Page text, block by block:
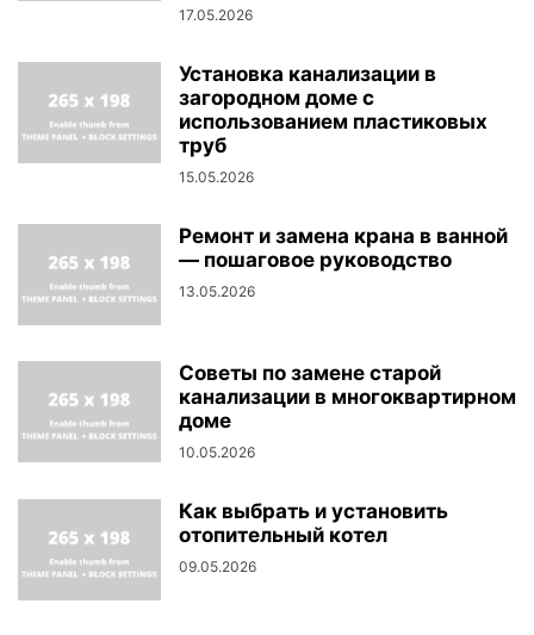
17.05.2026
Установка канализации в
загородном доме с
использованием пластиковых
труб
15.05.2026
Ремонт и замена крана в ванной
— пошаговое руководство
13.05.2026
Советы по замене старой
канализации в многоквартирном
доме
10.05.2026
Как выбрать и установить
отопительный котел
09.05.2026